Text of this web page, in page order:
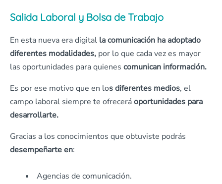
Salida Laboral y Bolsa de Trabajo
En esta nueva era digital la comunicación ha adoptado
diferentes modalidades, por lo que cada vez es mayor
las oportunidades para quienes comunican información.
Es por ese motivo que en los diferentes medios, el
campo laboral siempre te ofreceráoportunidades para
desarrollarte.
Gracias a los conocimientos que obtuviste podrás
desempeñarte en:
Agencias de comunicación.